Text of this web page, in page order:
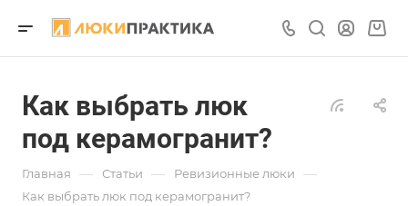
Как выбрать люк
под керамогранит?
Главная — Статьи — Ревизионные люки —
Как выбрать люк под керамогранит?